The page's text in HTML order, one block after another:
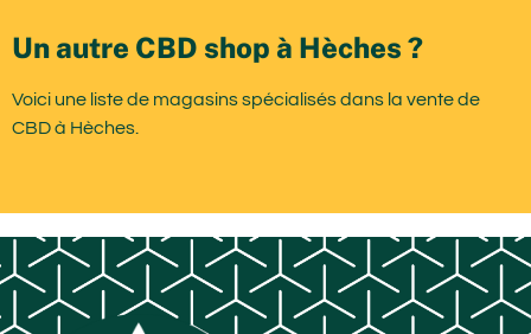
Un autre CBD shop à Hèches ?
Voici une liste de magasins spécialisés dans la vente de
CBD à Hèches.